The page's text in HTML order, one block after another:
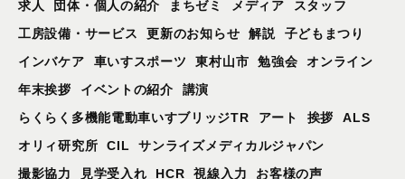
求人
団体・個人の紹介 まちゼミ メディア
スタッフ
工房設備・サービス
更新のお知らせ 解説
子どもまつり
インバケア
車いすスポーツ 東村山市 勉強会
オンライン
年末挨拶
イベントの紹介
講演
らくらく多機能電動車いすブリッジTR
アート 挨拶
ALS
オリィ研究所
CIL
サンライズメディカルジャパン
撮影協力
見学受入れ HCR 視線入力
お客様の声